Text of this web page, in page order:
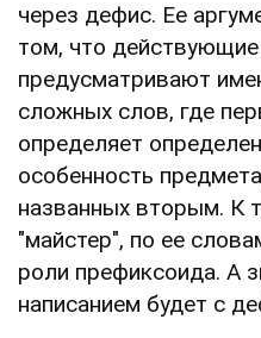
через дефис. Ее
том, что
предусматривают
сложных слов, где
определяет
особенность
названных вторым. К
"майстер", по ее
роли префиксоида. А
написанием будет с